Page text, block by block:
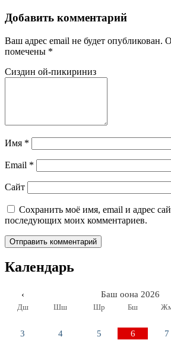
Добавить комментарий
Ваш адрес email не будет опубликован.
помечены *
Сиздин ой-пикириниз
Имя *
Email *
Сайт
Сохранить моё имя, email и адрес
последующих моих комментариев.
Календарь
‹ Баш оона 2026
Дш Шш Шр Бш
3
4 5 6 7